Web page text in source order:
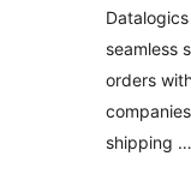
seamless
orders
shipping …